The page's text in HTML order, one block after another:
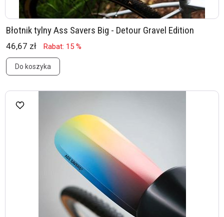
Błotnik tylny Ass Savers Big - Detour Gravel Edition
46,67 zł Rabat: 15 %
Do koszyka